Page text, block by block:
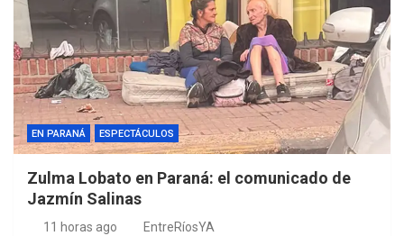
EN PARANÁ ESPECTÁCULOS
Zulma Lobato en Paraná: el comunicado de
Jazmín Salinas
11 horas ago EntreRíosYA